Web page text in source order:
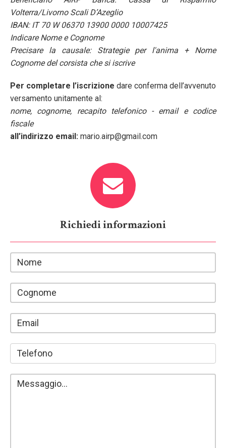
Volterra/Livorno Scali D’Azeglio
IBAN: IT 70 W 06370 13900 0000 10007425
Indicare Nome e Cognome
Precisare la causale: Strategie per l'anima + Nome
Cognome del corsista che si iscrive
Per completare l’iscrizione dare conferma dell’avvenuto
versamento unitamente al:
nome, cognome, recapito telefonico - email e codice
fiscale
all’indirizzo email: mario.airp@gmail.com
Richiedi informazioni